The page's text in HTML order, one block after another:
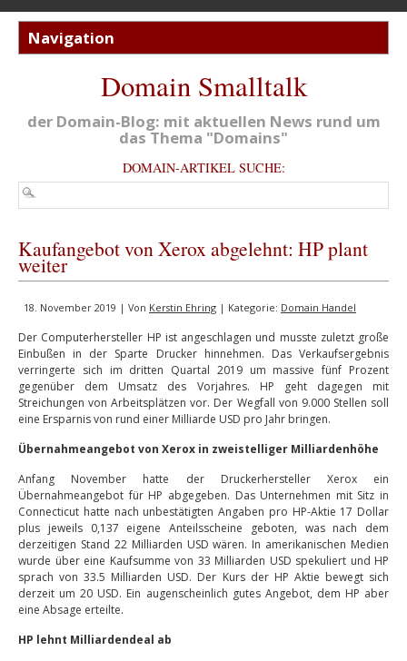
Domain Smalltalk
der Domain-Blog: mit aktuellen News rund um
das Thema "Domains"
DOMAIN-ARTIKEL SUCHE:
Kaufangebot von Xerox abgelehnt: HP plant
weiter
18. November 2019 | Von Kerstin Ehring | Kategorie: Domain Handel
Der Computerhersteller HP ist angeschlagen und musste zuletzt große
Einbußen in der Sparte Drucker hinnehmen. Das Verkaufsergebnis
verringerte sich im dritten Quartal 2019 um massive fünf Prozent
gegenüber dem Umsatz des Vorjahres. HP geht dagegen mit
Streichungen von Arbeitsplätzen vor. Der Wegfall von 9.000 Stellen soll
eine Ersparnis von rund einer Milliarde USD pro Jahr bringen.
Übernahmeangebot von Xerox in zweistelliger Milliardenhöhe
Anfang November hatte der Druckerhersteller Xerox ein
Übernahmeangebot für HP abgegeben. Das Unternehmen mit Sitz in
Connecticut hatte nach unbestätigten Angaben pro HP-Aktie 17 Dollar
plus jeweils 0,137 eigene Anteilsscheine geboten, was nach dem
derzeitigen Stand 22 Milliarden USD wären. In amerikanischen Medien
wurde über eine Kaufsumme von 33 Milliarden USD spekuliert und HP
sprach von 33.5 Milliarden USD. Der Kurs der HP Aktie bewegt sich
derzeit um 20 USD. Ein augenscheinlich gutes Angebot, dem HP aber
eine Absage erteilte.
HP lehnt Milliardendeal ab